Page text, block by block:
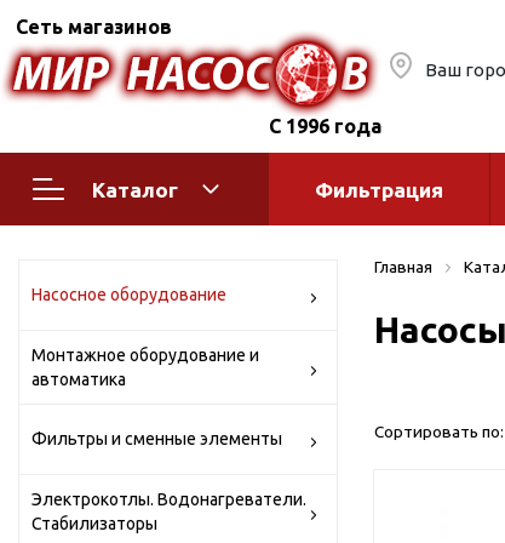
Сеть магазинов
С 1996 года
Ваш
Каталог
Поверхностные насосы
Горизонтальные
многоступенчатые
многоступенчатые
моноблочные
Полив
Фильтрация
Насосное оборудование
Монтажное оборудование и
автоматика
Фильтры и сменные элементы
Электрокотлы. Водонагреватели.
Стабилизаторы
Главная
Сортировать по: